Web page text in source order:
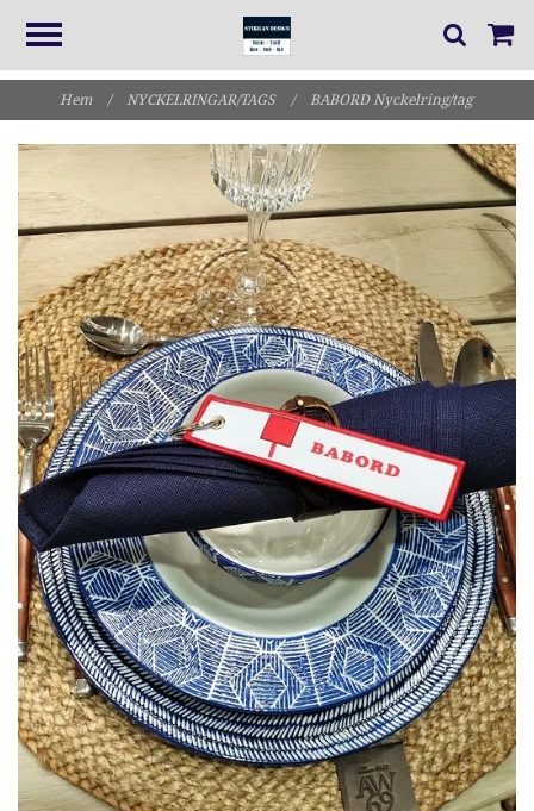
Hem / NYCKELRINGAR/TAGS / BABORD Nyckelring/tag